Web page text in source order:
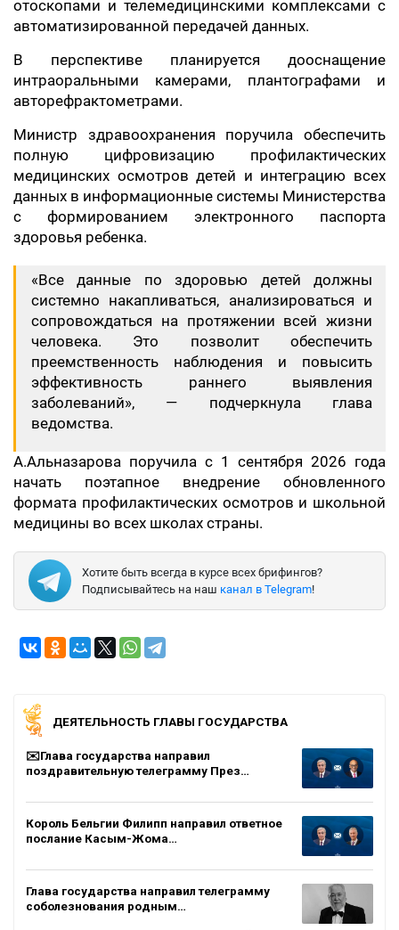
отоскопами и телемедицинскими комплексами с
автоматизированной передачей данных.
В перспективе планируется дооснащение
интраоральными камерами, плантографами и
авторефрактометрами.
Министр здравоохранения поручила обеспечить
полную цифровизацию профилактических
медицинских осмотров детей и интеграцию всех
данных в информационные системы Министерства
с формированием электронного паспорта
здоровья ребенка.
«Все данные по здоровью детей должны
системно накапливаться, анализироваться и
сопровождаться на протяжении всей жизни
человека. Это позволит обеспечить
преемственность наблюдения и повысить
эффективность раннего выявления
заболеваний», — подчеркнула глава
ведомства.
А.Альназарова поручила с 1 сентября 2026 года
начать поэтапное внедрение обновленного
формата профилактических осмотров и школьной
медицины во всех школах страны.
Хотите быть всегда в курсе всех брифингов?
Подписывайтесь на наш канал в Telegram!
ДЕЯТЕЛЬНОСТЬ ГЛАВЫ ГОСУДАРСТВА
✉️Глава государства направил
поздравительную телеграмму През…
Король Бельгии Филипп направил ответное
послание Касым-Жома…
Глава государства направил телеграмму
соболезнования родным…